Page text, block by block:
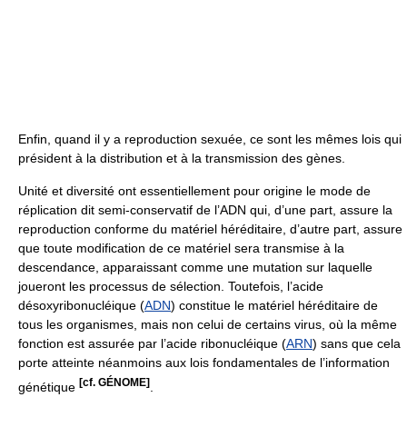
Enfin, quand il y a reproduction sexuée, ce sont les mêmes lois qui
président à la distribution et à la transmission des gènes.
Unité et diversité ont essentiellement pour origine le mode de
réplication dit semi-conservatif de l’ADN qui, d’une part, assure la
reproduction conforme du matériel héréditaire, d’autre part, assure
que toute modification de ce matériel sera transmise à la
descendance, apparaissant comme une mutation sur laquelle
joueront les processus de sélection. Toutefois, l’acide
désoxyribonucléique (ADN) constitue le matériel héréditaire de
tous les organismes, mais non celui de certains virus, où la même
fonction est assurée par l’acide ribonucléique (ARN) sans que cela
porte atteinte néanmoins aux lois fondamentales de l’information
génétique [cf. GÉNOME]